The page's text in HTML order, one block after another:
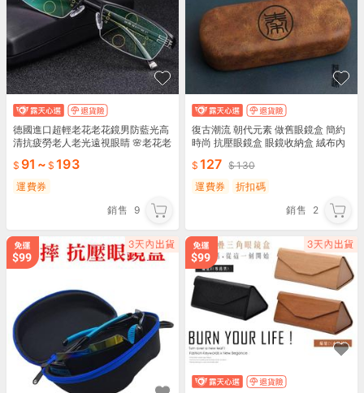
德國進口超輕老花老花鏡男防藍光高
清抗疲勞老人老光遠視眼睛 🌸老花老
91 ~ 193
運費券
銷售
9
復古潮流 朝代元素 做舊眼鏡盒 簡約
時尚 抗壓眼鏡盒 眼鏡收納盒 絨布內
127
130
運費券
折扣碼
銷售
2